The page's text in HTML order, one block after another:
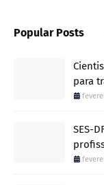
Popular Posts
para
SES-